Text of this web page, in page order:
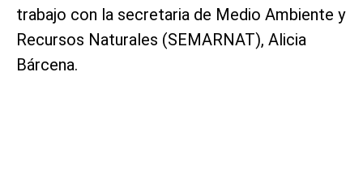
trabajo con la secretaria de Medio Ambiente y
Recursos Naturales (SEMARNAT), Alicia
Bárcena.